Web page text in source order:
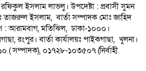
ইসলাম লাভলু। উপদেষ্টা : প্রবাসী সুমন
তাজরুল‌‌ ইসলাম, বার্তা সম্পাদক মোঃ জাহিদ
: আরামবাগ, মতিঝিল, ঢাকা-১০০০।
রংপুর। বার্তা কার্যালয়ঃ পাইকগাছা, খুলনা।
সম্পাদক), ০১৭২৮-১০৩৫০৭ (নির্বাহী